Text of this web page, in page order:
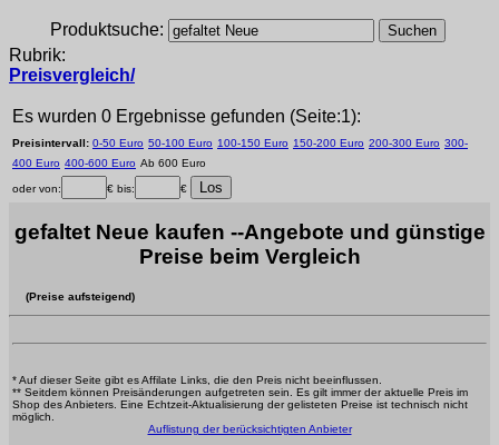
Produktsuche:
Rubrik:
Preisvergleich/
Es wurden 0 Ergebnisse gefunden (Seite:1):
Preisintervall: 0-50 Euro 50-100 Euro 100-150 Euro 150-200 Euro 200-300 Euro 300-
400 Euro 400-600 Euro Ab 600 Euro
oder von: € bis: €
gefaltet Neue kaufen --Angebote und günstige
Preise beim Vergleich
(Preise aufsteigend)
* Auf dieser Seite gibt es Affilate Links, die den Preis nicht beeinflussen.
** Seitdem können Preisänderungen aufgetreten sein. Es gilt immer der aktuelle Preis im
Shop des Anbieters. Eine Echtzeit-Aktualisierung der gelisteten Preise ist technisch nicht
möglich.
Auflistung der berücksichtigten Anbieter